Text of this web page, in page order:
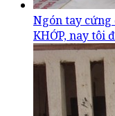
Ngón tay cứng
KHỚP, nay tôi